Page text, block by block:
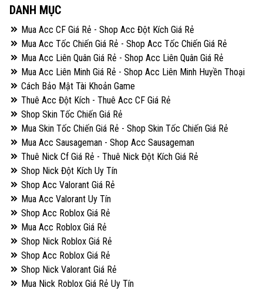
DANH MỤC
Mua Acc CF Giá Rẻ - Shop Acc Đột Kích Giá Rẻ
Mua Acc Tốc Chiến Giá Rẻ - Shop Acc Tốc Chiến Giá Rẻ
Mua Acc Liên Quân Giá Rẻ - Shop Acc Liên Quân Giá Rẻ
Mua Acc Liên Minh Giá Rẻ - Shop Acc Liên Minh Huyền Thoại
Cách Bảo Mật Tài Khoản Game
Thuê Acc Đột Kích - Thuê Acc CF Giá Rẻ
Shop Skin Tốc Chiến Giá Rẻ
Mua Skin Tốc Chiến Giá Rẻ - Shop Skin Tốc Chiến Giá Rẻ
Mua Acc Sausageman - Shop Acc Sausageman
Thuê Nick Cf Giá Rẻ - Thuê Nick Đột Kích Giá Rẻ
Shop Nick Đột Kích Uy Tín
Shop Acc Valorant Giá Rẻ
Mua Acc Valorant Uy Tín
Shop Acc Roblox Giá Rẻ
Mua Acc Roblox Giá Rẻ
Shop Nick Roblox Giá Rẻ
Shop Acc Roblox Giá Rẻ
Shop Nick Valorant Giá Rẻ
Mua Nick Roblox Giá Rẻ Uy Tín